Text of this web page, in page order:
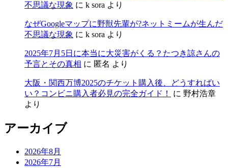
不思議な現象 に k sora より
なぜGoogleマップに野獣先輩が?ネットミームが生んだ
不思議な現象 に k sora より
2025年7月5日に本当に大災害がくる？たつき諒さんの
予言とその真相 に 匿名 より
大阪・関西万博2025のチケット購入後、どうすればい
い？コンビニ購入者必見の完全ガイド！
に 野村浩章
より
アーカイブ
2026年8月
2026年7月